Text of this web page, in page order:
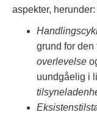
aspekter, herunder:
grund for den
overlevelse
uundgåelig i